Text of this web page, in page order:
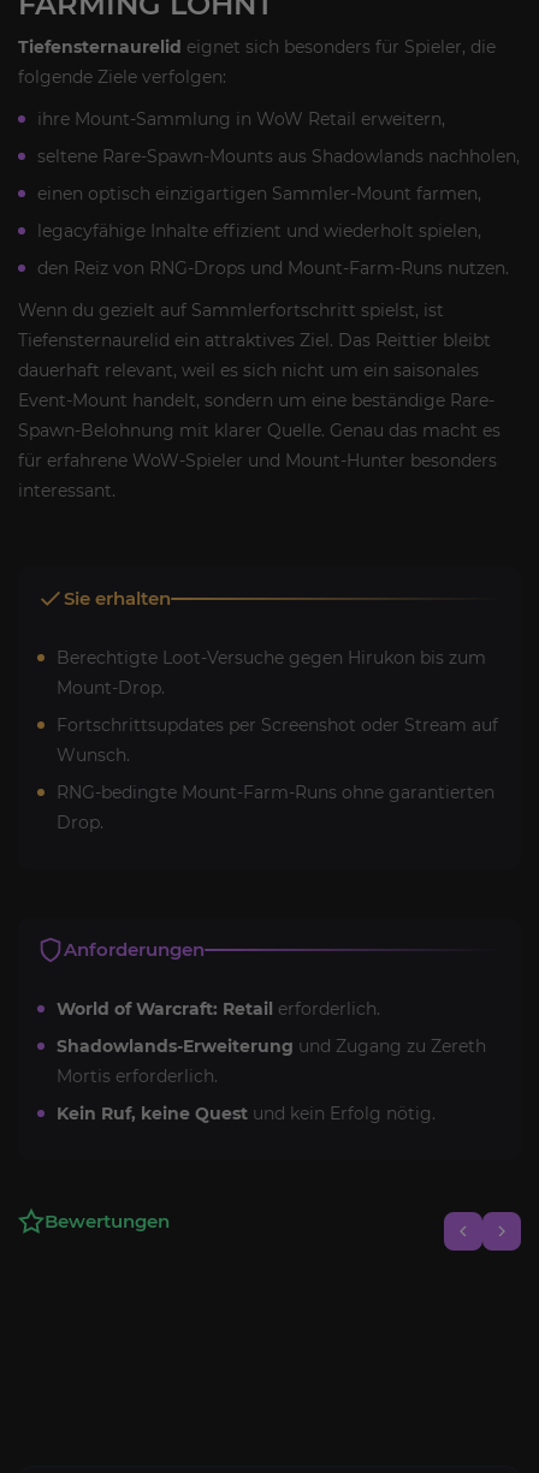
Tiefensternaurelid eignet sich besonders für Spieler, die
folgende Ziele verfolgen:
ihre Mount-Sammlung in WoW Retail erweitern,
seltene Rare-Spawn-Mounts aus Shadowlands nachholen,
einen optisch einzigartigen Sammler-Mount farmen,
legacyfähige Inhalte effizient und wiederholt spielen,
den Reiz von RNG-Drops und Mount-Farm-Runs nutzen.
Wenn du gezielt auf Sammlerfortschritt spielst, ist
Tiefensternaurelid ein attraktives Ziel. Das Reittier bleibt
dauerhaft relevant, weil es sich nicht um ein saisonales
Event-Mount handelt, sondern um eine beständige Rare-
Spawn-Belohnung mit klarer Quelle. Genau das macht es
für erfahrene WoW-Spieler und Mount-Hunter besonders
interessant.
Sie erhalten
Berechtigte Loot-Versuche gegen Hirukon bis zum
Mount-Drop.
Fortschrittsupdates per Screenshot oder Stream auf
Wunsch.
RNG-bedingte Mount-Farm-Runs ohne garantierten
Drop.
Anforderungen
World of Warcraft: Retail erforderlich.
Shadowlands-Erweiterung und Zugang zu Zereth
Mortis erforderlich.
Kein Ruf, keine Quest und kein Erfolg nötig.
Bewertungen